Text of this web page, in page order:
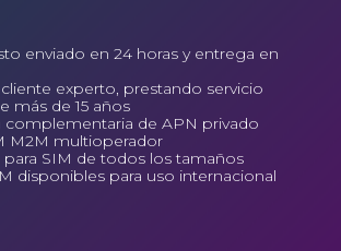
enviado en 24 horas y entrega en
cliente experto, prestando servicio
más de 15 años
complementaria de APN privado
M2M multioperador
SIM de todos los tamaños
disponibles para uso internacional